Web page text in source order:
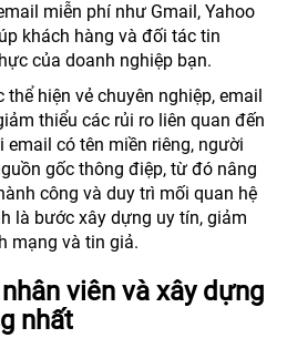
miễn phí như Gmail, Yahoo
khách hàng và đối tác tin
của doanh nghiệp bạn.
hiện vẻ chuyên nghiệp, email
thiểu các rủi ro liên quan đến
email có tên miền riêng, người
gốc thông điệp, từ đó nâng
công và duy trì mối quan hệ
là bước xây dựng uy tín, giảm
mạng và tin giả.
viên và xây dựng
nhất